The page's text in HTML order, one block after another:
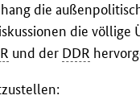
die
die völlige
und der DDR